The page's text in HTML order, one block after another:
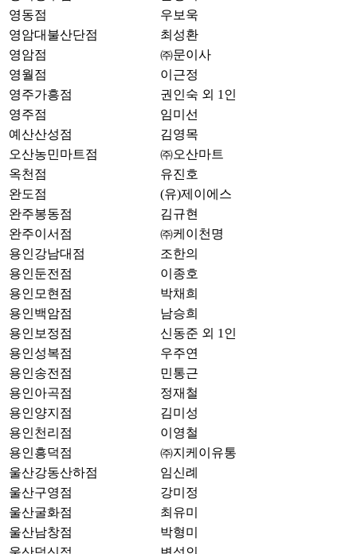
영동점
우보욱
영암대불산단점
최성환
영암점
㈜문이사
영월점
이근정
영주가흥점
권인숙 외 1인
영주점
임미선
예산산성점
김영목
오산농민마트점
㈜오산마트
옥천점
유진호
완도점
(유)제이에스
완주봉동점
김규현
완주이서점
㈜케이천명
용인강남대점
조한의
용인둔전점
이종호
용인모현점
박채희
용인백암점
남승희
용인보정점
신동준 외 1인
용인성복점
우주연
용인송전점
민통근
용인아곡점
정재철
용인양지점
김미성
용인천리점
이영철
용인흥덕점
㈜지케이유통
울산강동산하점
임신례
울산구영점
강미정
울산굴화점
최유미
울산남창점
박형미